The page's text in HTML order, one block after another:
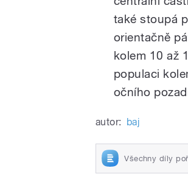
také stoupá
orientačně
kolem 10 až
populaci
očního
autor: baj
Všechny díly